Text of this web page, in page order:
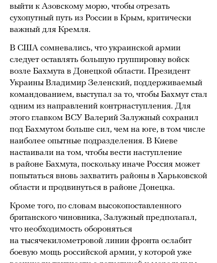
выйти к Азовскому морю, чтобы отрезать
сухопутный путь из России в Крым, критически
важный для Кремля.
В США сомневались, что украинской армии
следует оставлять большую группировку войск
возле Бахмута в Донецкой области. Президент
Украины Владимир Зеленский, поддерживаемый
командованием, выступал за то, чтобы Бахмут стал
одним из направлений контрнаступления. Для
этого главком ВСУ Валерий Залужный сохранил
под Бахмутом больше сил, чем на юге, в том числе
наиболее опытные подразделения. В Киеве
настаивали на том, чтобы вести наступление
в районе Бахмута, поскольку иначе Россия может
попытаться вновь захватить районы в Харьковской
области и продвинуться в районе Донецка.
Кроме того, по словам высокопоставленного
британского чиновника, Залужный предполагал,
что необходимость обороняться
на тысячекилометровой линии фронта ослабит
боевую мощь российской армии, у которой уже